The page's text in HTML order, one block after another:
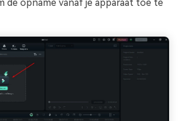
de opname vanaf je apparaat toe te